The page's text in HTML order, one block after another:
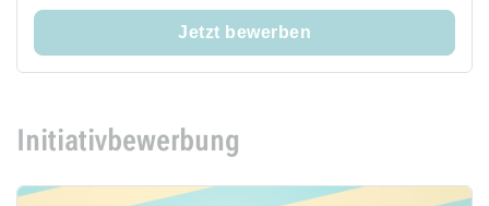
Jetzt bewerben
Initiativbewerbung